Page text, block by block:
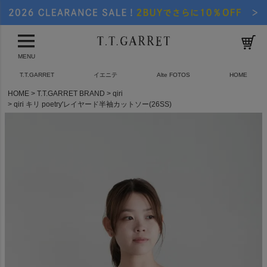
MENU
T.T.GARRET イエニテ Alte FOTOS HOME
HOME T.T.GARRET BRAND
qiri
qiri キリ poetry'レイヤード半袖カットソー(26SS)